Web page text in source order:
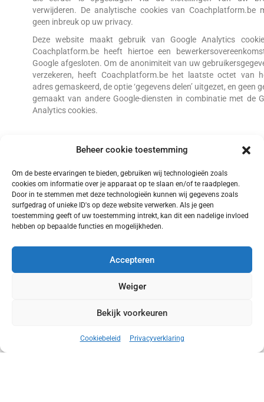
Beheer cookie toestemming
Om de beste ervaringen te bieden, gebruiken wij technologieën zoals
cookies om informatie over je apparaat op te slaan en/of te raadplegen.
Door in te stemmen met deze technologieën kunnen wij gegevens zoals
surfgedrag of unieke ID's op deze website verwerken. Als je geen
toestemming geeft of uw toestemming intrekt, kan dit een nadelige invloed
hebben op bepaalde functies en mogelijkheden.
Accepteren
Weiger
Bekijk voorkeuren
Cookiebeleid Privacyverklaring
verwijderen. De analytische cookies van Coachplatform.be
geen inbreuk op uw privacy.
Deze website maakt gebruik van Google Analytics
Coachplatform.be heeft hiertoe een
Google afgesloten. Om de anonimiteit van uw
verzekeren, heeft Coachplatform.be het laatste octet van
adres gemaskeerd, de optie ‘gegevens delen’ uitgezet, en geen
gemaakt van andere Google-diensten in combinatie met de
Analytics cookies.
VRAGEN
Heeft u nog vragen ? Is iets niet duidelijk ? U kan ons steeds
viainfo@coachplatform.be.
Mediapartner Solutions BV, Kapellestraat 26, 8560 Wevelgem,
BE 0464.349.193.
Deze privacyinstellingen zijn van toepassing vanaf 12 augustus